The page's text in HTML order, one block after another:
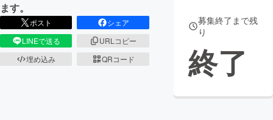
ます。
ポスト
シェア
LINEで送る
URLコピー
埋め込み
QRコード
募集終了まで残
り
終了